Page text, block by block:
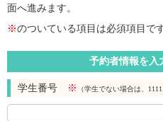
面へ進みます。
※のついている項目は必須項目です
予約者情報を入
学生番号 ※ （学生でない場合は、